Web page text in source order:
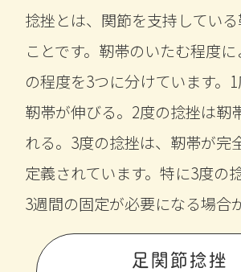
捻挫とは、関節を支持してい
ことです。靭帯のいたむ程度
の程度を3つに分けています。1
靭帯が伸びる。2度の捻挫は靭
れる。3度の捻挫は、靭帯が完
定義されています。特に3度の
3週間の固定が必要になる場合
足関節捻挫